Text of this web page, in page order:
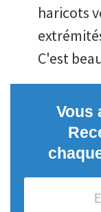
haricots
C'est
Vous